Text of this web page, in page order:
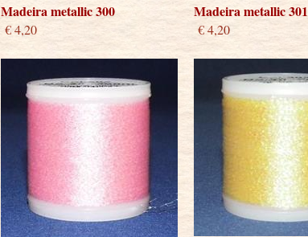
Madeira metallic 300
€ 4,20
Madeira metallic 301
€ 4,20